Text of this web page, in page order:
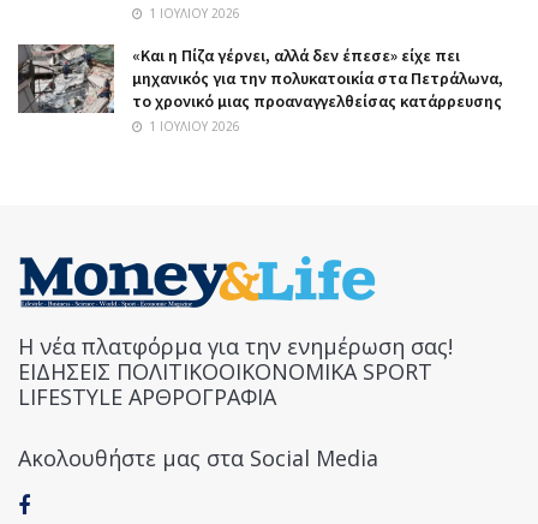
1 ΙΟΥΛΊΟΥ 2026
«Και η Πίζα γέρνει, αλλά δεν έπεσε» είχε πει
μηχανικός για την πολυκατοικία στα Πετράλωνα,
το χρονικό μιας προαναγγελθείσας κατάρρευσης
1 ΙΟΥΛΊΟΥ 2026
Η νέα πλατφόρμα για την ενημέρωση σας!
ΕΙΔΗΣΕΙΣ ΠΟΛΙΤΙΚΟΟΙΚΟΝΟΜΙΚΑ SPORT
LIFESTYLE ΑΡΘΡΟΓΡΑΦΙΑ
Ακολουθήστε μας στα Social Media